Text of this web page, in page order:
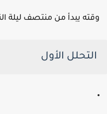
يبدأ من منتصف ليلة
التحلل الأول